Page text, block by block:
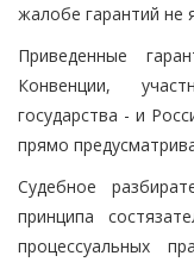
жалобе гарантий не
Приведенные
Конвенции,
государства - и
прямо
Судебное
принципа
процессуальных